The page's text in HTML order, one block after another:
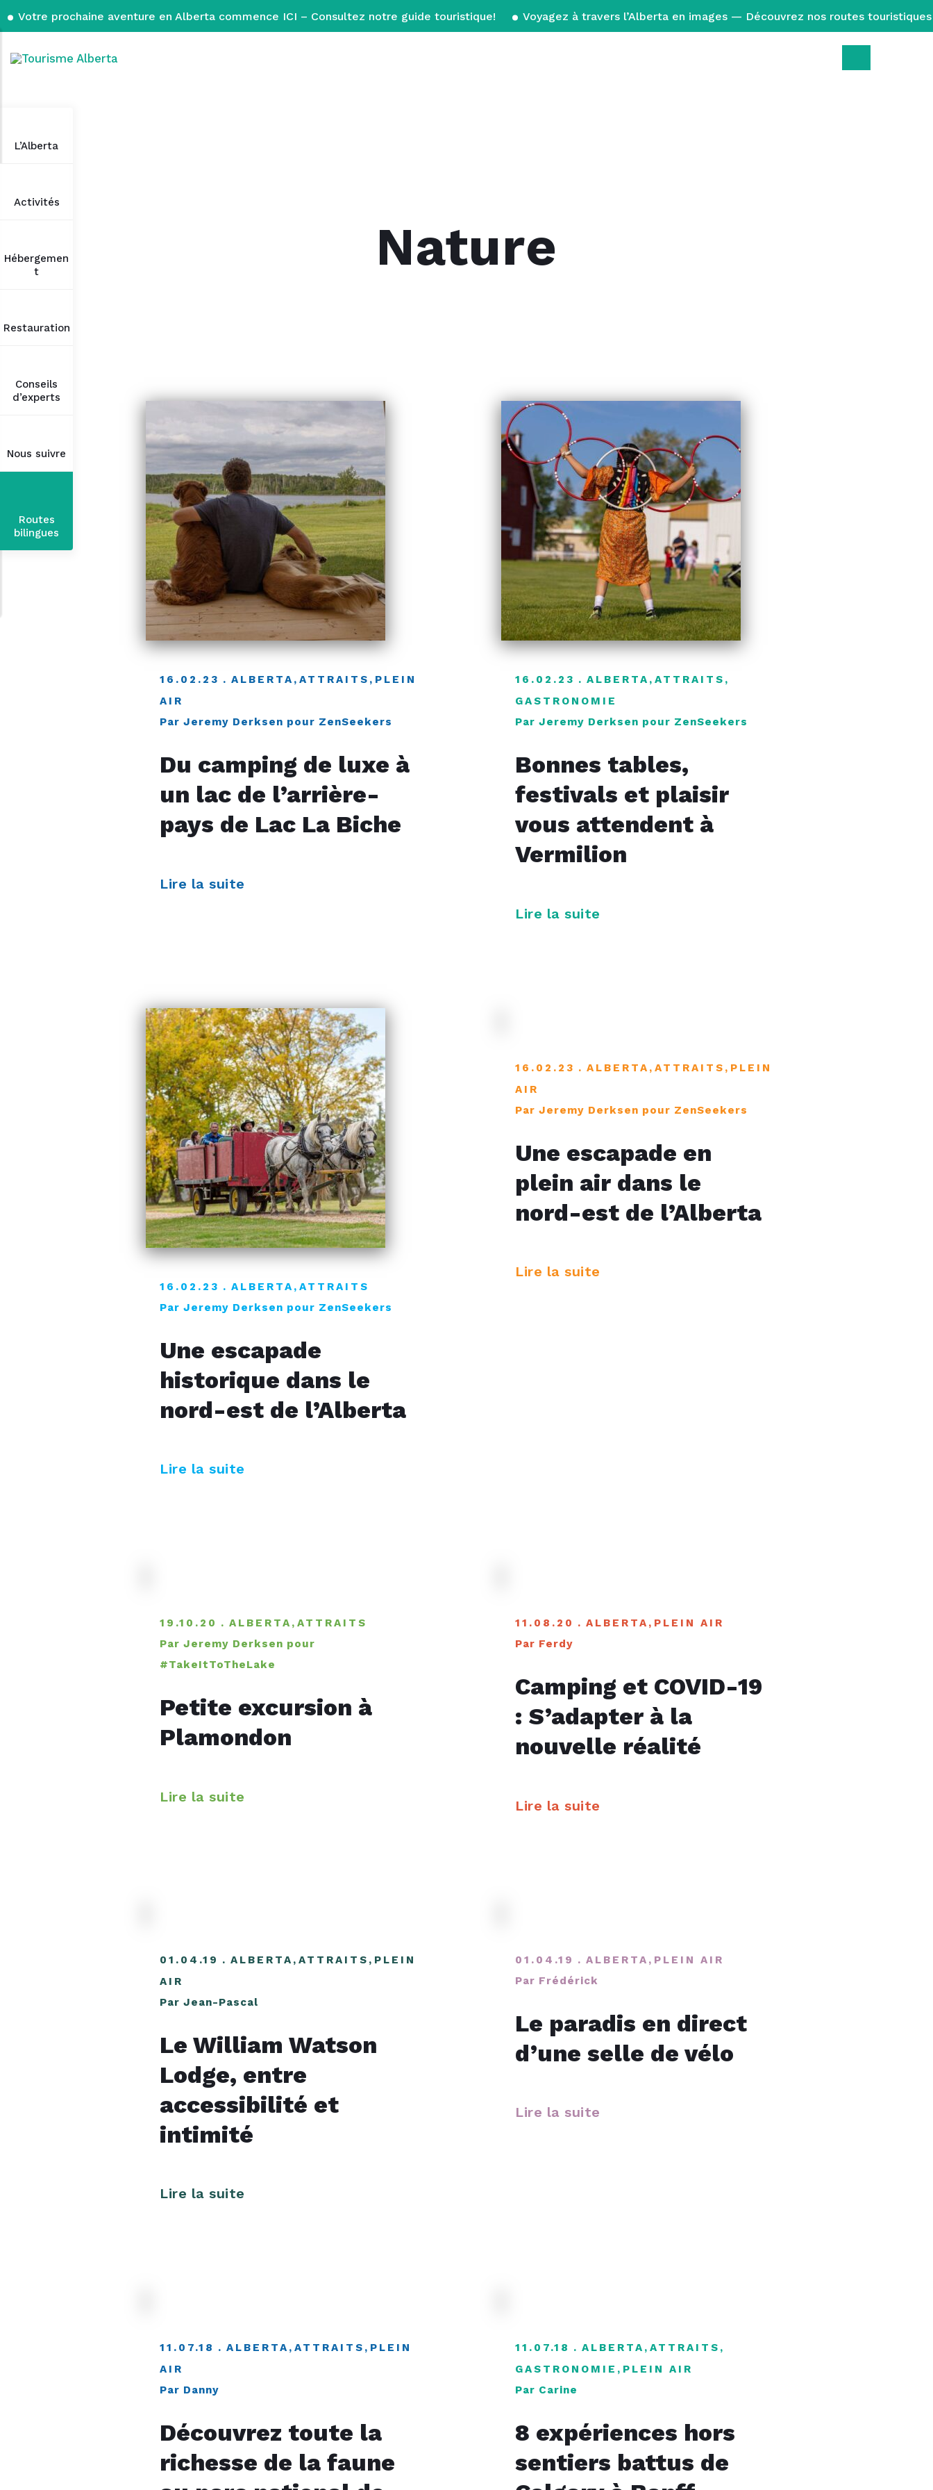
Votre prochaine aventure en Alberta commence ICI – Consultez notre guide touristique! Voyagez à travers l’Alberta en images — Découvrez nos routes touristiques
L’Alberta
Activités
Hébergemen
t
Restauration
Conseils
d’experts
Nous suivre
Routes
bilingues
Nature
16.02.23 ALBERTA , ATTRAITS , PLEIN
AIR
Par Jeremy Derksen pour ZenSeekers
Du camping de luxe à
un lac de l’arrière-
pays de Lac La Biche
Lire la suite
16.02.23 ALBERTA , ATTRAITS ,
GASTRONOMIE
Par Jeremy Derksen pour ZenSeekers
Bonnes tables,
festivals et plaisir
vous attendent à
Vermilion
Lire la suite
16.02.23 ALBERTA , ATTRAITS
Par Jeremy Derksen pour ZenSeekers
Une escapade
historique dans le
nord-est de l’Alberta
Lire la suite
16.02.23 ALBERTA , ATTRAITS , PLEIN
AIR
Par Jeremy Derksen pour ZenSeekers
Une escapade en
plein air dans le
nord-est de l’Alberta
Lire la suite
19.10.20 ALBERTA , ATTRAITS
Par Jeremy Derksen pour
#TakeItToTheLake
Petite excursion à
Plamondon
Lire la suite
11.08.20 ALBERTA , PLEIN AIR
Par Ferdy
Camping et COVID-19
: S’adapter à la
nouvelle réalité
Lire la suite
01.04.19 ALBERTA , ATTRAITS , PLEIN
AIR
Par Jean-Pascal
Le William Watson
Lodge, entre
accessibilité et
intimité
Lire la suite
01.04.19 ALBERTA , PLEIN AIR
Par Frédérick
Le paradis en direct
d’une selle de vélo
Lire la suite
11.07.18 ALBERTA , ATTRAITS , PLEIN
AIR
Par Danny
Découvrez toute la
richesse de la faune
11.07.18 ALBERTA , ATTRAITS ,
GASTRONOMIE , PLEIN AIR
Par Carine
8 expériences hors
sentiers battus de